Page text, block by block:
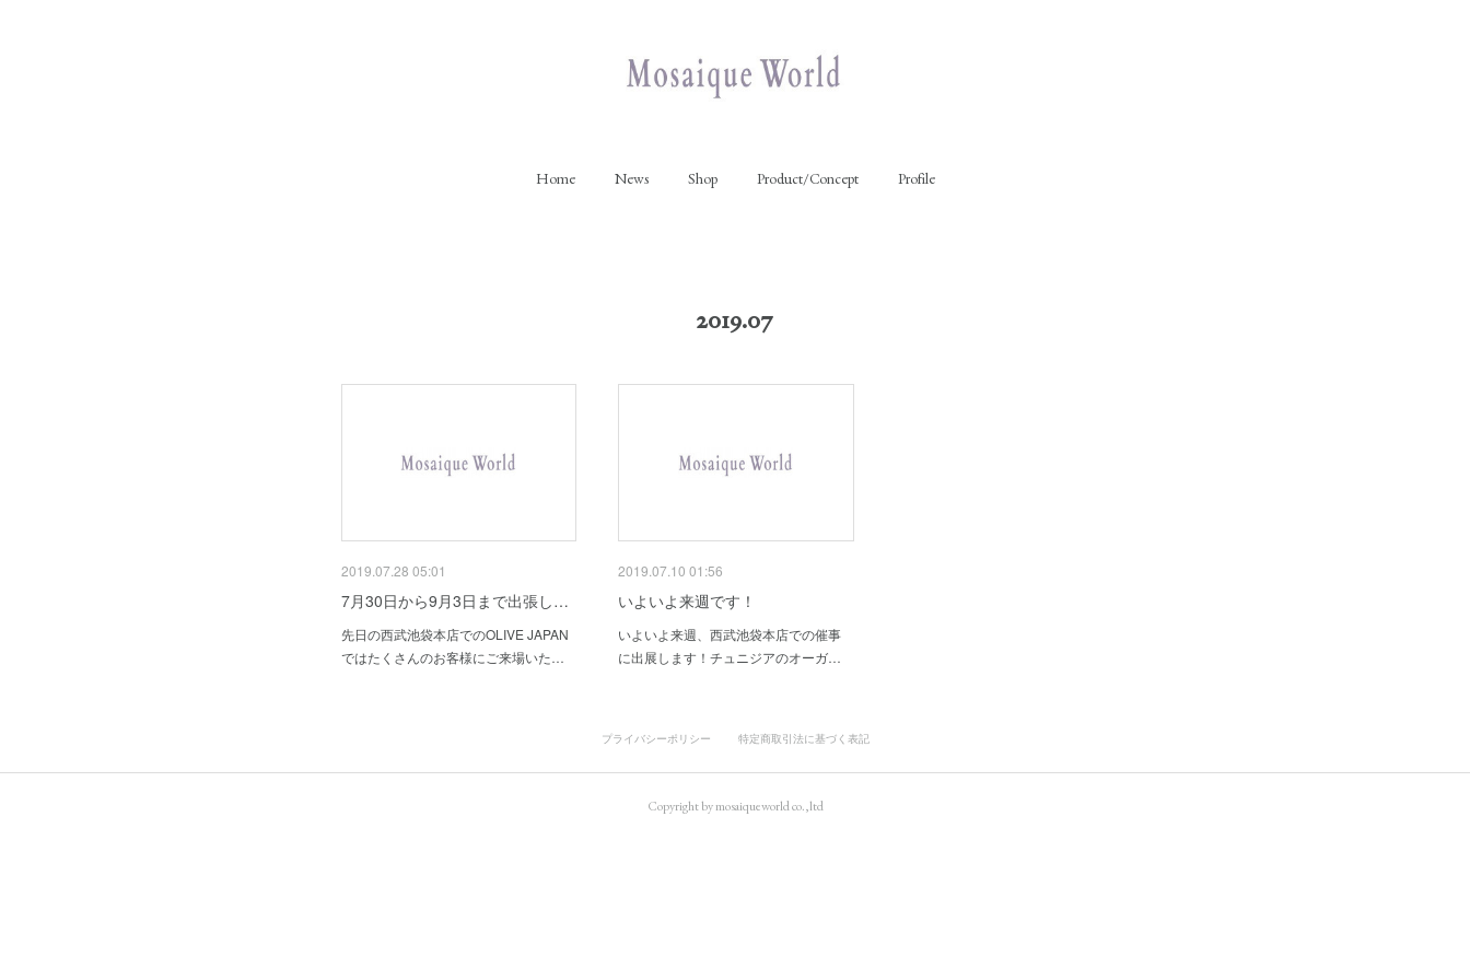
Home News Shop Product/Concept Profile
2019.07
2019.07.28 05:01
7月30日から9月3日まで出張し…
先日の西武池袋本店でのOLIVE JAPAN
ではたくさんのお客様にご来場いた…
2019.07.10 01:56
いよいよ来週です！
いよいよ来週、西武池袋本店での催事
に出展します！チュニジアのオーガ…
プライバシーポリシー 特定商取引法に基づく表記
Copyright by mosaiqueworld co.,ltd